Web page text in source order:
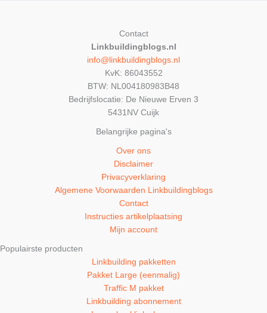
Contact
Linkbuildingblogs.nl
info@linkbuildingblogs.nl
KvK: 86043552
BTW: NL004180983B48
Bedrijfslocatie: De Nieuwe Erven 3
5431NV Cuijk
Belangrijke pagina's
Over ons
Disclaimer
Privacyverklaring
Algemene Voorwaarden Linkbuildingblogs
Contact
Instructies artikelplaatsing
Mijn account
Populairste producten
Linkbuilding pakketten
Pakket Large (eenmalig)
Traffic M pakket
Linkbuilding abonnement